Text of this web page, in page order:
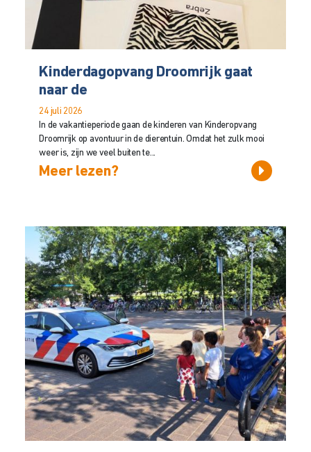
Kinderdagopvang Droomrijk gaat
naar de
24 juli 2026
In de vakantieperiode gaan de kinderen van Kinderopvang
Droomrijk op avontuur in de dierentuin. Omdat het zulk mooi
weer is, zijn we veel buiten te...
Meer lezen?